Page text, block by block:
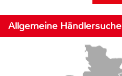
Allgemeine Händlersuche